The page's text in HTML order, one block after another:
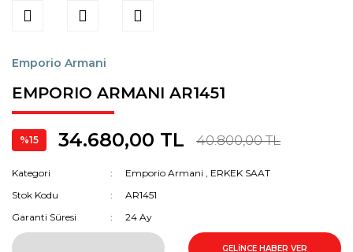
Emporio Armani
EMPORIO ARMANI AR1451
%15 34.680,00 TL 40.800,00 TL
Kategori Emporio Armani , ERKEK SAAT
Stok Kodu
AR1451
Garanti Süresi
24 Ay
GELİNCE HABER VER